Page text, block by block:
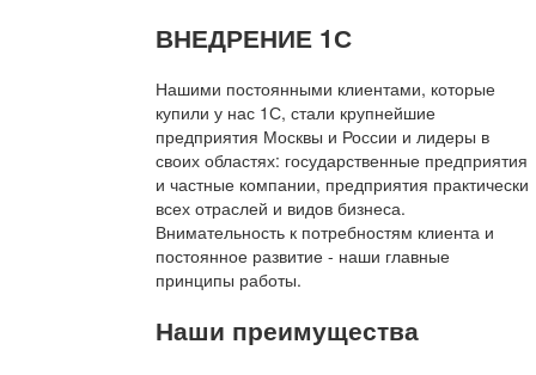
ВНЕДРЕНИЕ 1С
Нашими постоянными клиентами, которые
купили у нас 1С, стали крупнейшие
предприятия Москвы и России и лидеры в
своих областях: государственные предприятия
и частные компании, предприятия практически
всех отраслей и видов бизнеса.
Внимательность к потребностям клиента и
постоянное развитие - наши главные
принципы работы.
Наши преимущества